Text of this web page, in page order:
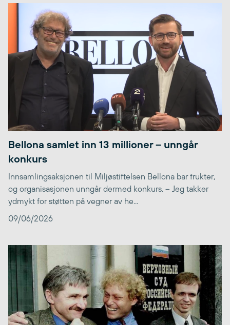
Bellona samlet inn 13 millioner – unngår
konkurs
Innsamlingsaksjonen til Miljøstiftelsen Bellona bar frukter,
og organisasjonen unngår dermed konkurs. – Jeg takker
ydmykt for støtten på vegner av he...
09/06/2026